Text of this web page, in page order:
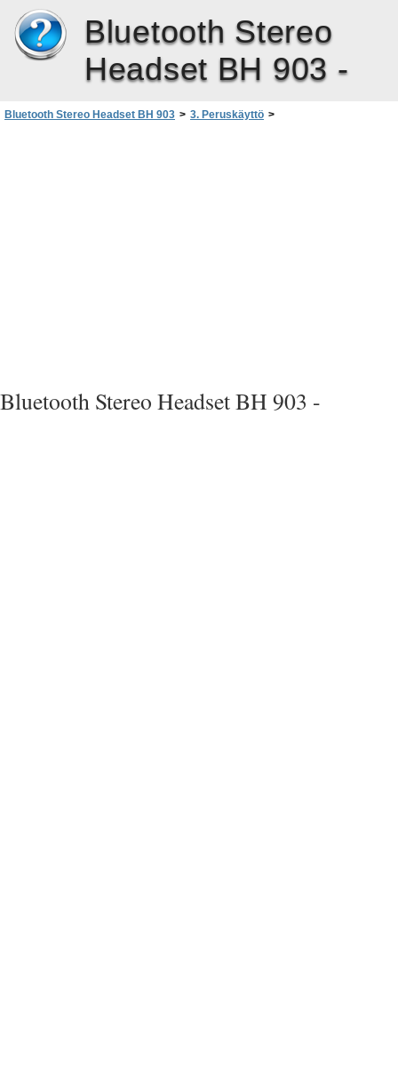
Bluetooth Stereo
Headset BH 903 -
Bluetooth Stereo Headset BH 903 > 3. Peruskäyttö >
Bluetooth Stereo Headset BH 903 -